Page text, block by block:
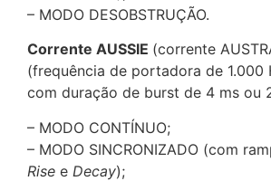
– MODO DESOBSTRUÇÃO.
Corrente AUSSIE (corrente
(frequência de portadora de 1.000
com duração de burst de 4 ms ou
– MODO CONTÍNUO;
– MODO SINCRONIZADO (com
Rise e Decay);